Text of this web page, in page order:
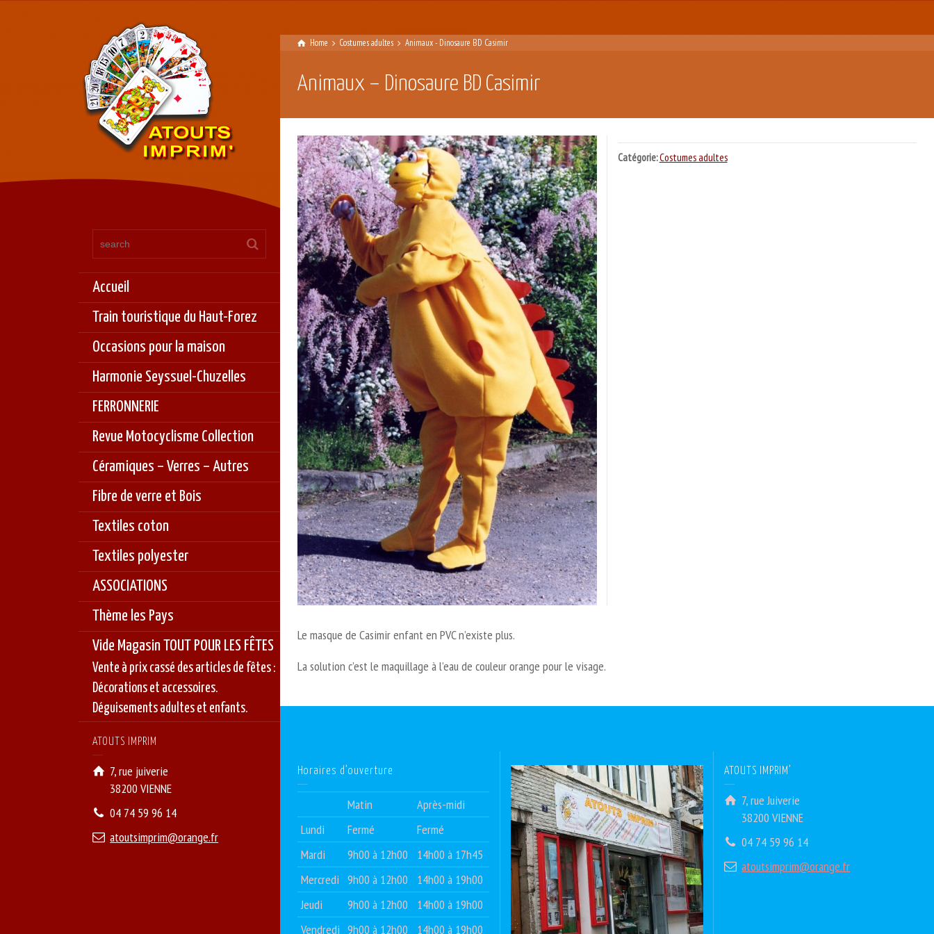
Accueil
Train touristique du Haut-Forez
Occasions pour la maison
Harmonie Seyssuel-Chuzelles
FERRONNERIE
Revue Motocyclisme Collection
Céramiques – Verres – Autres
Fibre de verre et Bois
Textiles coton
Textiles polyester
ASSOCIATIONS
Thème les Pays
Vide Magasin TOUT POUR LES FÊTES
Vente à prix cassé des articles de fêtes :
Décorations et accessoires.
Déguisements adultes et enfants.
ATOUTS IMPRIM
7, rue juiverie
38200 VIENNE
04 74 59 96 14
atoutsimprim@orange.fr
Home Costumes adultes Animaux - Dinosaure BD Casimir
Animaux – Dinosaure BD Casimir
Catégorie:Costumes adultes
Le masque de Casimir enfant en PVC n’existe plus.
La solution c’est le maquillage à l’eau de couleur orange pour le visage.
Horaires d’ouverture
Matin
Après-midi
Lundi
Fermé
Fermé
Mardi
9h00 à 12h00
14h00 à 17h45
Mercredi 9h00 à 12h00
14h00 à 19h00
Jeudi
9h00 à 12h00
14h00 à 19h00
Vendredi 9h00 à 12h00 14h00 à 19h00
ATOUTS IMPRIM’
7, rue Juiverie
38200 VIENNE
04 74 59 96 14
atoutsimprim@orange.fr